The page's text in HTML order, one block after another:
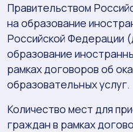
Правительством
на образование
Российской Федерации
образование
рамках договоров об
образовательных услуг.
Количество мест для
граждан в рамках